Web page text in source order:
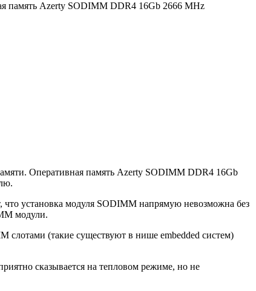
память Azerty SODIMM DDR4 16Gb 2666 MHz
Оперативная память Azerty SODIMM DDR4 16Gb
установка модуля SODIMM напрямую невозможна без
модули.
(такие существуют в нише embedded систем)
сказывается на тепловом режиме, но не